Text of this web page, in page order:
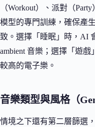
（Workout）、派對（
模型的專門訓練，確保產
致。選擇「睡眠」時，AI
ambient 音樂；選擇「遊
較高的電子樂。
音樂類型與風格（
情境之下還有第二層篩選